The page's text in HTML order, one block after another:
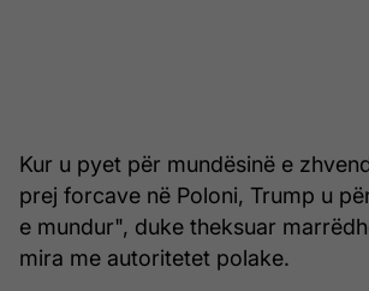
Kur u pyet për mundësinë e
prej forcave në Poloni, Trump u
e mundur", duke theksuar
mira me autoritetet polake.